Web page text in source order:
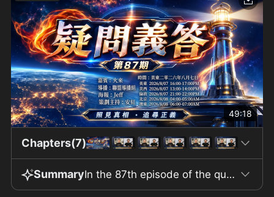
49:18
Chapters(7)
Summary In the 87th episode of the question-and-answer program of the New China Federation website, the guest was Comrade Huo Lan, who had previously been invited to the program but had not been able to participate. The episode was hosted by An Hong. The hosts specifically discussed the incident emphasizing Fauci and the vote in the political committee of the U.S. Senate, where the result was 8 in favor against 7. The information presented stated that Fauci had invoked the Fifth Amendment over 100 times and gave no answers, and this was criticized by DOJ officials who participated. It was mentioned that "Contempt of Congress" in America is a relatively minor crime, and previously Bannon and Navarro had been imprisoned for it. Additionally, this results in harsh punishment and puts more focus on clarifying the situation regarding the virus and vaccines, not just on Fauci. They also talked about the intensity of partisan division and the clear difference between Republican and Democrat votes, as well as the handling of internal conflict and both sides being preoccupied with their own management. Data was emphasized, such as the global Covid death toll of 7 million, 1.1 million in America, and 29 million in China—though in regard to China, the source is said to be unreliable internal information. They discussed the rise in public health issues and increased crime rates in connection with vaccine identification. In the latter part, they discussed political ideology and China’s past approach to public mobilization and a complete shift toward securitization, along with the escalation of repression and increased harshness in enforcement. New information was shared about Guo’s location at a new place in Pennsylvania—which was said to be better—and regarding the approval of a new mRNA vaccine, with viewers being advised on its use. The program concluded with thanks to the guest and collaborators.